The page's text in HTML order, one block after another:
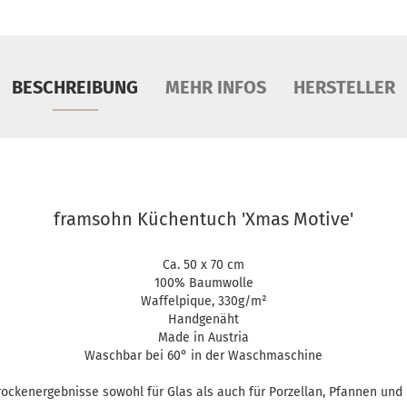
BESCHREIBUNG MEHR INFOS HERSTELLER
framsohn Küchentuch 'Xmas Motive'
Ca. 50 x 70 cm
100% Baumwolle
Waffelpique, 330g/m²
Handgenäht
Made in Austria
Waschbar bei 60° in der Waschmaschine
sowohl für Glas als auch für Porzellan, Pfannen und